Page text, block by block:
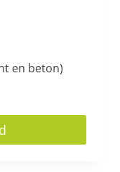
en beton)